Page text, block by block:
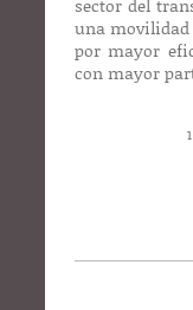
una movilidad
por mayor
con mayor
1